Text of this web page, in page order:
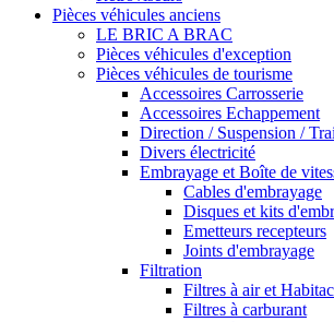
Pièces véhicules anciens
LE BRIC A BRAC
Pièces véhicules d'exception
Pièces véhicules de tourisme
Accessoires Carrosserie
Accessoires Echappement
Direction / Suspension /
Divers électricité
Embrayage et Boîte de
Cables d'embrayage
Disques et kits
Emetteurs recepteurs
Joints d'embrayage
Filtration
Filtres à air et
Filtres à carburant